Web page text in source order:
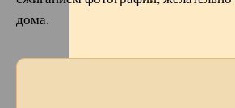
дома.